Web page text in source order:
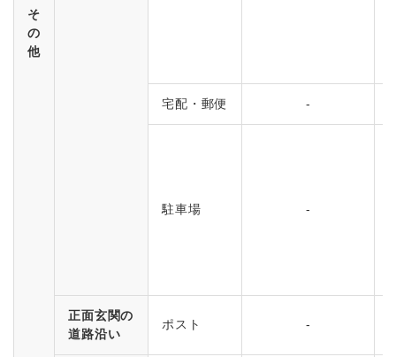
そ
の
他
宅配・郵便 -
駐車場 -
正面玄関の
道路沿い
ポスト -